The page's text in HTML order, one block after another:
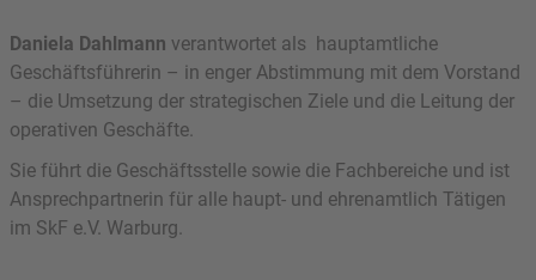
Daniela Dahlmann verantwortet als hauptamtliche
Geschäftsführerin – in enger Abstimmung mit dem Vorstand
– die Umsetzung der strategischen Ziele und die Leitung der
operativen Geschäfte.
Sie führt die Geschäftsstelle sowie die Fachbereiche und ist
Ansprechpartnerin für alle haupt- und ehrenamtlich Tätigen
im SkF e.V. Warburg.